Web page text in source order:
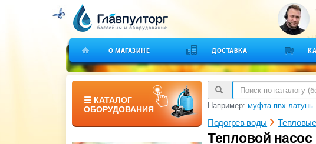
О МАГАЗИНЕ ДОСТАВКА
☰ КАТАЛОГ
ОБОРУДОВАНИЯ
Например: муфта пвх латунь
Подогрев воды
Тепловой насос